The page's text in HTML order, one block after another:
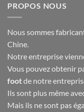
PROPOS NOUS
Nous sommes
Chine.
Notre entreprise
Vous pouvez obtenir
footde notre
Ils sont plus même
Mais ils ne sont pas